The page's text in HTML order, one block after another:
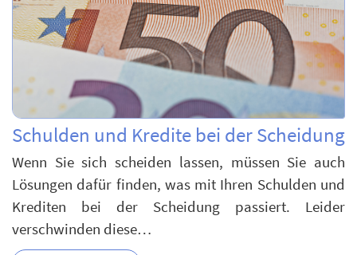
Schulden und Kredite bei der Scheidung
Wenn Sie sich scheiden lassen, müssen Sie auch
Lösungen dafür finden, was mit Ihren Schulden und
Krediten bei der Scheidung passiert. Leider
verschwinden diese…